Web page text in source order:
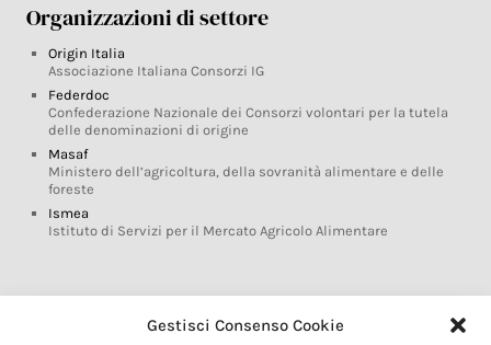
Gestisci Consenso Cookie
Organizzazioni di settore
Origin Italia
Associazione Italiana Consorzi IG
Federdoc
Confederazione Nazionale dei Consorzi volontari per la tutela
delle denominazioni di origine
Masaf
Ministero dell’agricoltura, della sovranità alimentare e delle
foreste
Ismea
Istituto di Servizi per il Mercato Agricolo Alimentare
Glossario DOP IGP